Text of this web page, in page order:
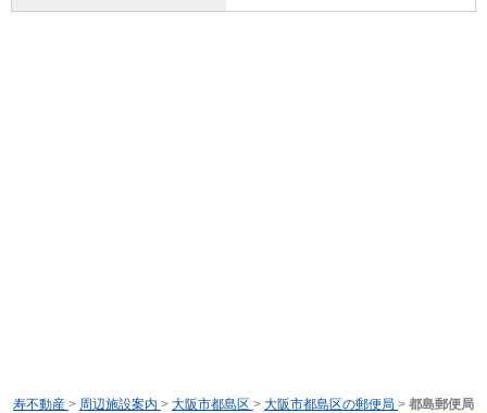
寿不動産 > 周辺施設案内 > 大阪市都島区 > 大阪市都島区の郵便局 > 都島郵便局